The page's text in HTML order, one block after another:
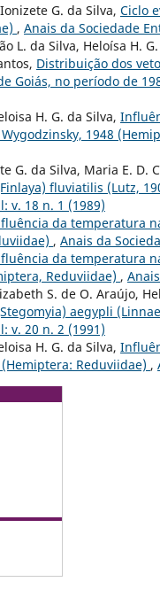
G. da Silva, Ciclo
, Anais da Sociedade
L. da Silva, Heloísa H.
Distribuição dos
Goiás, no período de
H. G. da Silva,
1948
G. da Silva, Maria E. D.
fluviatilis (Lutz,
v. 18 n. 1 (1989)
da temperatura
, Anais da
da temperatura
Reduviidae) ,
S. de O. Araújo,
aegypli
v. 20 n. 2 (1991)
H. G. da Silva,
Reduviidae) ,